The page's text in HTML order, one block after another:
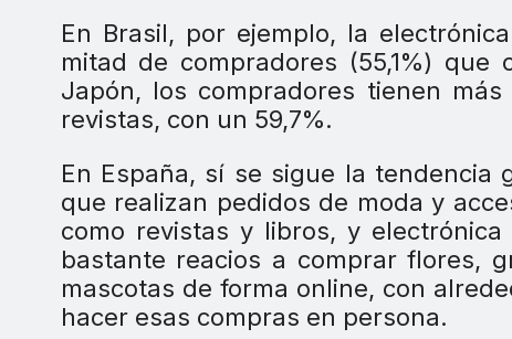
En Brasil, por ejemplo, la
mitad de compradores (55,1%)
Japón, los compradores tienen
revistas, con un 59,7%.
En España, sí se sigue la tendencia
que realizan pedidos de moda y
como revistas y libros, y
bastante reacios a comprar flores,
mascotas de forma online, con
hacer esas compras en persona.